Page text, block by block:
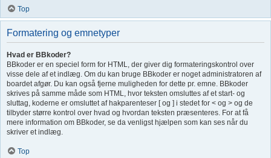
Top
Formatering og emnetyper
Hvad er BBkoder?
BBkoder er en speciel form for HTML, der giver dig formateringskontrol over
visse dele af et indlæg. Om du kan bruge BBkoder er noget administratoren af
boardet afgør. Du kan også fjerne muligheden for dette pr. emne. BBkoder
skrives på samme måde som HTML, hvor teksten omsluttes af et start- og
sluttag, koderne er omsluttet af hakparenteser [ og ] i stedet for < og > og de
tilbyder større kontrol over hvad og hvordan teksten præsenteres. For at få
mere information om BBkoder, se da venligst hjælpen som kan ses når du
skriver et indlæg.
Top